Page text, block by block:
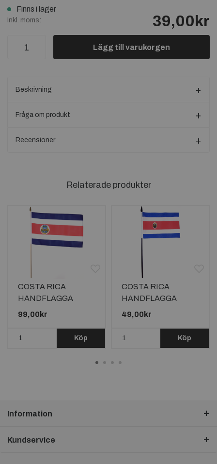
Finns i lager
Inkl. moms: 39,00kr
Lägg till varukorgen
Beskrivning
Fråga om produkt
Recensioner
Relaterade produkter
COSTA RICA
HANDFLAGGA
45X30CM
99,00kr
Köp
COSTA RICA
HANDFLAGGA
23X15CM
49,00kr
Köp
Information
Kundservice